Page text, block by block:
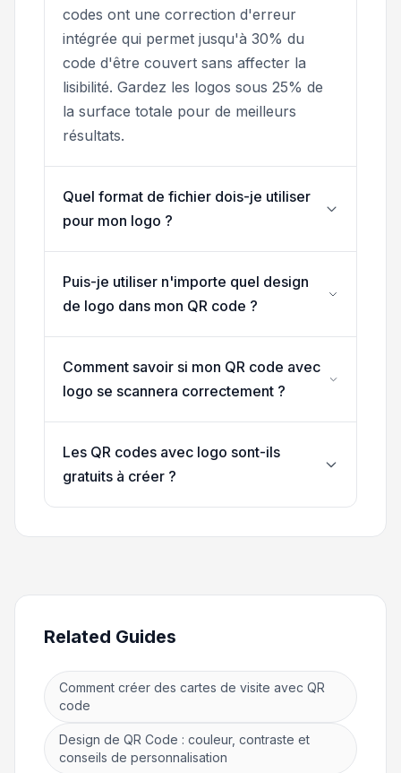
codes ont une correction d'erreur
intégrée qui permet jusqu'à 30% du
code d'être couvert sans affecter la
lisibilité. Gardez les logos sous 25% de
la surface totale pour de meilleurs
résultats.
Quel format de fichier dois-je utiliser
pour mon logo ?
Puis-je utiliser n'importe quel design
de logo dans mon QR code ?
Comment savoir si mon QR code avec
logo se scannera correctement ?
Les QR codes avec logo sont-ils
gratuits à créer ?
Related Guides
Comment créer des cartes de visite avec QR
code
Design de QR Code : couleur, contraste et
conseils de personnalisation